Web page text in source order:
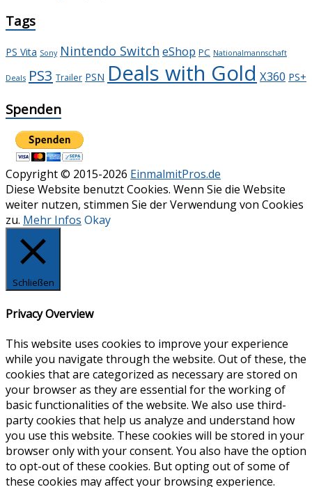
Tags
PS Vita Sony Nintendo Switch eShop PC Nationalmannschaft
Deals PS3 Trailer PSN Deals with Gold X360 PS+
Spenden
Copyright © 2015-2026 EinmalmitPros.de
Diese Website benutzt Cookies. Wenn Sie die Website
weiter nutzen, stimmen Sie der Verwendung von Cookies
zu. Mehr Infos Okay
Schließen
Privacy Overview
This website uses cookies to improve your experience
while you navigate through the website. Out of these, the
cookies that are categorized as necessary are stored on
your browser as they are essential for the working of
basic functionalities of the website. We also use third-
party cookies that help us analyze and understand how
you use this website. These cookies will be stored in your
browser only with your consent. You also have the option
to opt-out of these cookies. But opting out of some of
these cookies may affect your browsing experience.